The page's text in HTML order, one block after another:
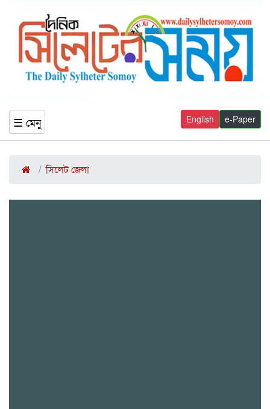
☰ মেনু e-Paper
English
সিলেট জেলা